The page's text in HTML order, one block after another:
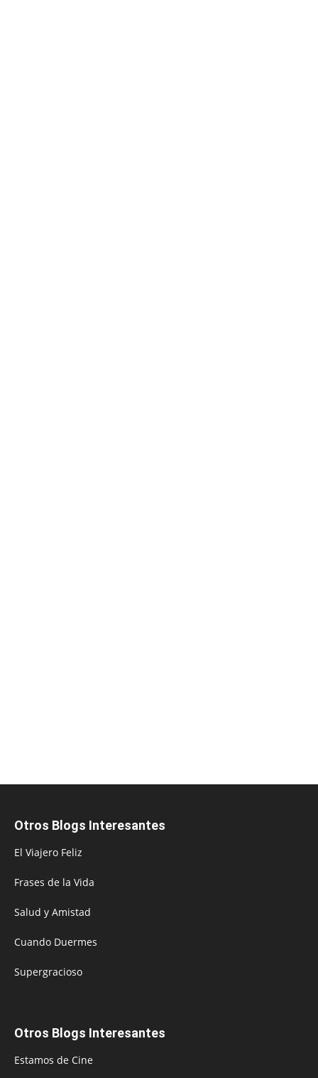
Otros Blogs Interesantes
El Viajero Feliz
Frases de la Vida
Salud y Amistad
Cuando Duermes
Supergracioso
Otros Blogs Interesantes
Estamos de Cine